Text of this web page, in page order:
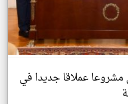
عملاقا جديدا في